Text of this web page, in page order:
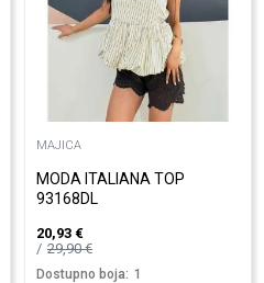
MAJICA
MODA ITALIANA TOP
93168DL
20,93 €
29,90€
Dostupno boja: 1